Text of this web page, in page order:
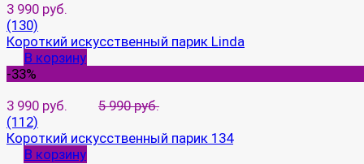
3 990 руб.
(130)
Короткий искусственный парик Linda
В корзину
-33%
3 990 руб.
5 990 руб.
(112)
Короткий искусственный парик 134
В корзину